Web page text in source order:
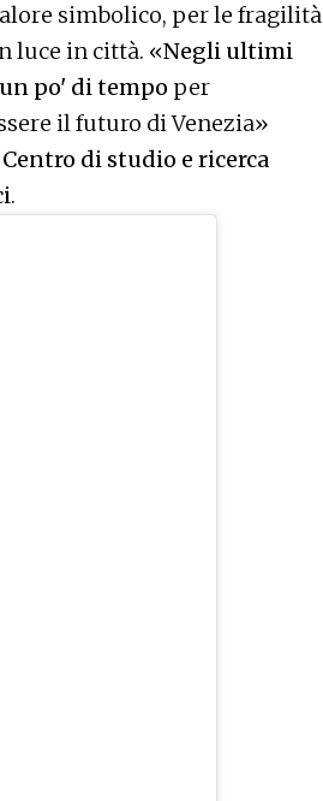
simbolico, per le fragilità
luce in città. «Negli ultimi
po' di tempo per
il futuro di Venezia»
di studio e ricerca
.